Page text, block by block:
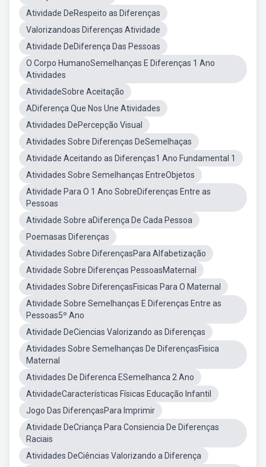
Atividade DeRespeito as Diferenças
Valorizandoas Diferenças Atividade
Atividade DeDiferença Das Pessoas
O Corpo HumanoSemelhanças E Diferenças 1 Ano
Atividades
AtividadeSobre Aceitação
ADiferença Que Nos Une Atividades
Atividades DePercepção Visual
Atividades Sobre Diferenças DeSemelhaças
Atividade Aceitando as Diferenças1 Ano Fundamental 1
Atividades Sobre Semelhanças EntreObjetos
Atividade Para O 1 Ano SobreDiferenças Entre as
Pessoas
Atividade Sobre aDiferença De Cada Pessoa
Poemasas Diferenças
Atividades Sobre DiferençasPara Alfabetização
Atividade Sobre Diferenças PessoasMaternal
Atividades Sobre DiferençasFisicas Para O Maternal
Atividade Sobre Semelhanças E Diferenças Entre as
Pessoas5º Ano
Atividade DeCiencias Valorizando as Diferenças
Atividades Sobre Semelhanças De DiferençasFisica
Maternal
Atividades De Diferenca ESemelhanca 2 Ano
AtividadeCaracterísticas Físicas Educação Infantil
Jogo Das DiferençasPara Imprimir
Atividade DeCriança Para Consiencia De Diferenças
Raciais
Atividades DeCiências Valorizando a Diferença